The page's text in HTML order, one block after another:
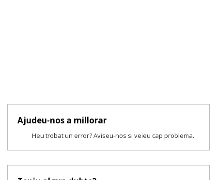
Ajudeu-nos a millorar
Heu trobat un error? Aviseu-nos si veieu cap problema.